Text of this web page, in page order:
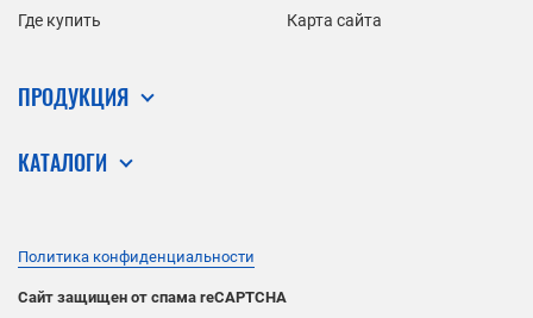
Где купить
Карта сайта
ПРОДУКЦИЯ
КАТАЛОГИ
Политика конфиденциальности
Сайт защищен от спама reCAPTCHA